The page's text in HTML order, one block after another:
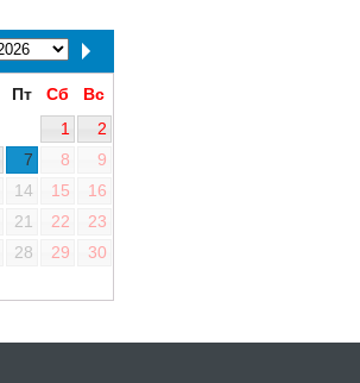
Пт Сб
Вс
1
2
7 8
9
14 15
16
21 22
23
28 29
30